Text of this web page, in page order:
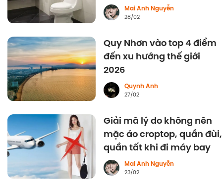
Mai Anh Nguyễn
28/02
Quy Nhơn vào top 4 điểm
đến xu hướng thế giới
2026
Quynh Anh
27/02
Giải mã lý do không nên
mặc áo croptop, quần đùi,
quần tất khi đi máy bay
Mai Anh Nguyễn
23/02